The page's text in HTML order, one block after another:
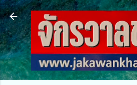
ข้ามไปที่เนื้อหาหลัก